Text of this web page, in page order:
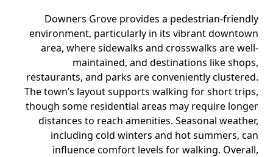
Downers Grove provides a pedestrian-friendly
environment, particularly in its vibrant downtown
area, where sidewalks and crosswalks are well-
maintained, and destinations like shops,
restaurants, and parks are conveniently clustered.
The town’s layout supports walking for short trips,
though some residential areas may require longer
distances to reach amenities. Seasonal weather,
including cold winters and hot summers, can
influence comfort levels for walking. Overall,